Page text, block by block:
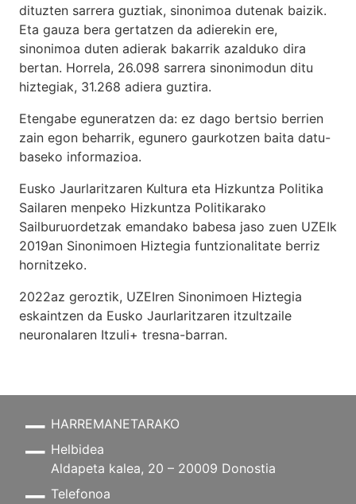
dituzten sarrera guztiak, sinonimoa dutenak baizik.
Eta gauza bera gertatzen da adierekin ere,
sinonimoa duten adierak bakarrik azalduko dira
bertan. Horrela, 26.098 sarrera sinonimodun ditu
hiztegiak, 31.268 adiera guztira.
Etengabe eguneratzen da: ez dago bertsio berrien
zain egon beharrik, egunero gaurkotzen baita datu-
baseko informazioa.
Eusko Jaurlaritzaren Kultura eta Hizkuntza Politika
Sailaren menpeko Hizkuntza Politikarako
Sailburuordetzak emandako babesa jaso zuen UZEIk
2019an Sinonimoen Hiztegia funtzionalitate berriz
hornitzeko.
2022az geroztik, UZEIren Sinonimoen Hiztegia
eskaintzen da Eusko Jaurlaritzaren itzultzaile
neuronalaren Itzuli+ tresna-barran.
HARREMANETARAKO
Helbidea
Aldapeta kalea, 20 – 20009 Donostia
Telefonoa